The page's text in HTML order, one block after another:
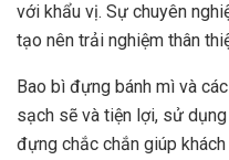
với khẩu vị. Sự chuyên
tạo nên trải nghiệm thân
Bao bì đựng bánh mì và
sạch sẽ và tiện lợi, sử
đựng chắc chắn giúp